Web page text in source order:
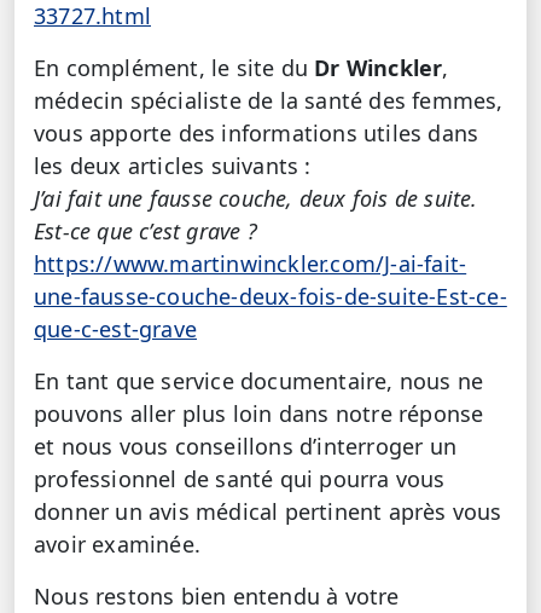
33727.html
En complément, le site du Dr Winckler,
médecin spécialiste de la santé des femmes,
vous apporte des informations utiles dans
les deux articles suivants :
J’ai fait une fausse couche, deux fois de suite.
Est-ce que c’est grave ?
https://www.martinwinckler.com/J-ai-fait-
une-fausse-couche-deux-fois-de-suite-Est-ce-
que-c-est-grave
En tant que service documentaire, nous ne
pouvons aller plus loin dans notre réponse
et nous vous conseillons d’interroger un
professionnel de santé qui pourra vous
donner un avis médical pertinent après vous
avoir examinée.
Nous restons bien entendu à votre